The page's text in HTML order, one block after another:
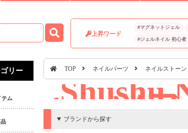
上昇ワード
#マグネットジェル
#ジェルネイル 初心者
リー
テム
TOP ネイルパーツ ネイルストー
Shushu
ャッツア
トーン
ブランドから探す